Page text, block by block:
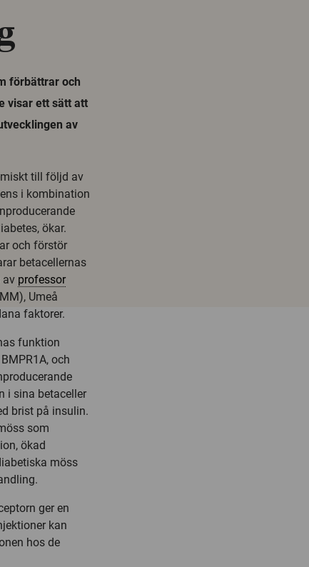
förbättrar och
visar ett sätt att
av
till följd av
i kombination
ökar.
och förstör
betacellernas
av professor
Umeå
faktorer.
funktion
och
i sina betaceller
brist på insulin.
som
ökad
möss
ger en
kan
hos de